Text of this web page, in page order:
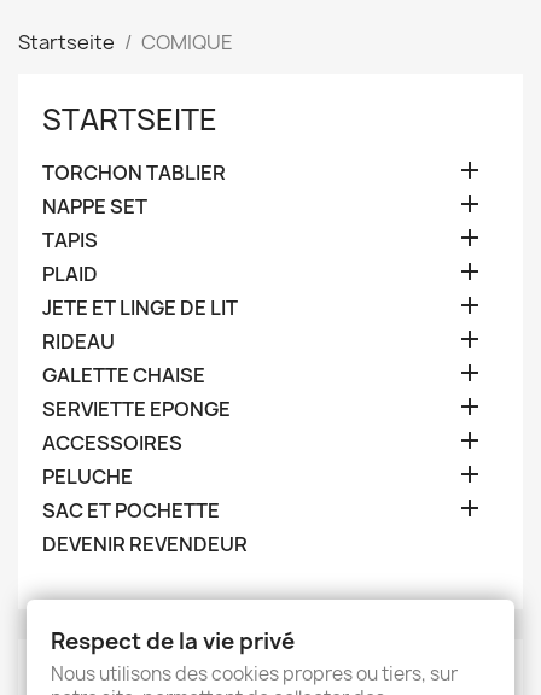
Startseite COMIQUE
STARTSEITE
TORCHON TABLIER 
NAPPE SET 
TAPIS 
PLAID 
JETE ET LINGE DE LIT 
RIDEAU 
GALETTE CHAISE 
SERVIETTE EPONGE 
ACCESSOIRES 
PELUCHE 
SAC ET POCHETTE 
DEVENIR REVENDEUR
MARKEN
Respect de la vie privé
Nous utilisons des cookies propres ou tiers, sur